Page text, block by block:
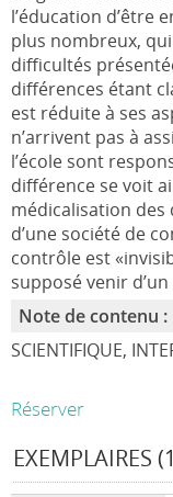
l’éducation d’être
plus nombreux,
difficultés
différences étant
est réduite à ses
n’arrivent pas à
l’école sont
différence se voit
médicalisation des
d’une société de
contrôle est
supposé venir
Note de contenu :
SCIENTIFIQUE,
Réserver
EXEMPLAIRES